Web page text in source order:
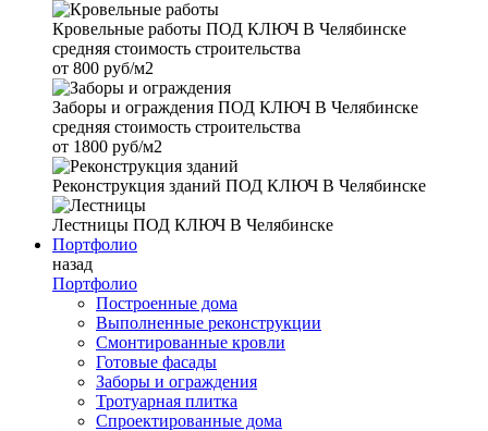
Кровельные работы ПОД КЛЮЧ В Челябинске
средняя стоимость строительства
от 800 руб/м2
Заборы и ограждения ПОД КЛЮЧ В Челябинске
средняя стоимость строительства
от 1800 руб/м2
Реконструкция зданий ПОД КЛЮЧ В Челябинске
Лестницы ПОД КЛЮЧ В Челябинске
Портфолио
назад
Портфолио
Построенные дома
Выполненные реконструкции
Смонтированные кровли
Готовые фасады
Заборы и ограждения
Тротуарная плитка
Спроектированные дома